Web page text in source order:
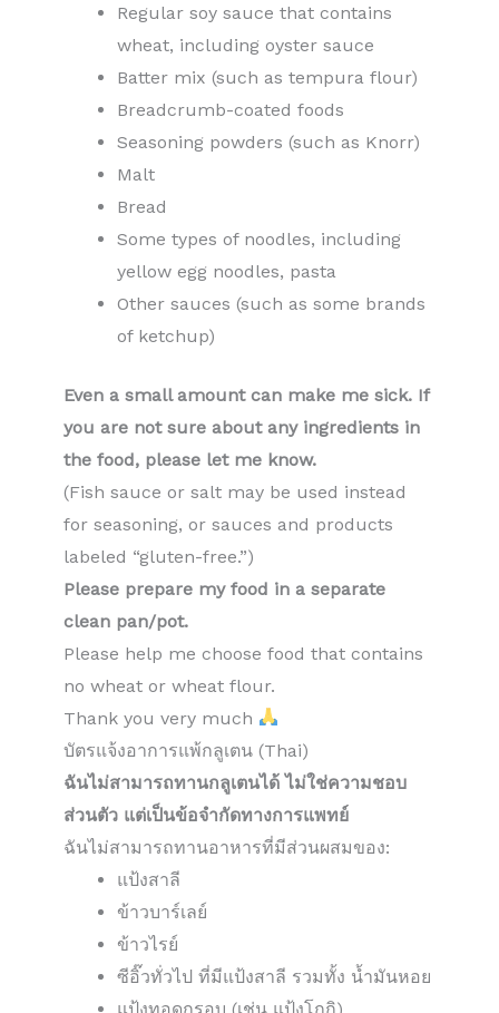
Regular soy sauce that contains
wheat, including oyster sauce
Batter mix (such as tempura flour)
Breadcrumb-coated foods
Seasoning powders (such as Knorr)
Malt
Bread
Some types of noodles, including
yellow egg noodles, pasta
Other sauces (such as some brands
of ketchup)
Even a small amount can make me sick. If
you are not sure about any ingredients in
the food, please let me know.
(Fish sauce or salt may be used instead
for seasoning, or sauces and products
labeled “gluten-free.”)
Please prepare my food in a separate
clean pan/pot.
Please help me choose food that contains
no wheat or wheat flour.
Thank you very much
บัตรแจ้งอาการแพ้กลูเตน (Thai)
ฉันไม่สามารถทานกลูเตนได้ ไม่ใช่ความชอบ
ส่วนตัว แต่เป็นข้อจำกัดทางการแพทย์
ฉันไม่สามารถทานอาหารที่มีส่วนผสมของ:
แป้งสาลี
ข้าวบาร์เลย์
ข้าวไรย์
ซีอิ๊วทั่วไป ที่มีแป้งสาลี รวมทั้ง น้ำมันหอย
แป้งทอดกรอบ (เช่น แป้งโกกิ)